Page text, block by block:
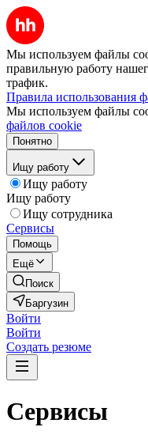
Мы используем файлы
правильную работу
трафик.
Правила использования
Мы используем файлы
файлов cookie
Понятно
Ищу работу
Ищу работу
Ищу работу
Ищу сотрудника
Сервисы
Помощь
Ещё
Поиск
Баргузин
Войти
Войти
Создать резюме
Сервисы